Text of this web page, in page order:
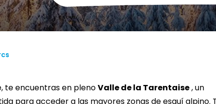
December
SUN MON TUE WED THU FRI
13 14 15 16 17 18
te encuentras en plenoValle de la Tarentaise, un
para acceder a las mayores zonas de esquí alpino.